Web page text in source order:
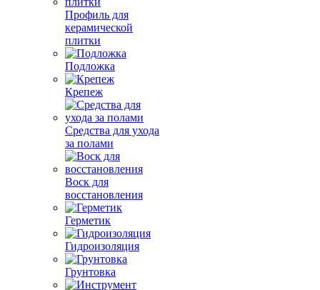
Профиль для
керамической
плитки
Подложка
Крепеж
Средства для ухода
за полами
Воск для
восстановления
Герметик
Гидроизоляция
Грунтовка